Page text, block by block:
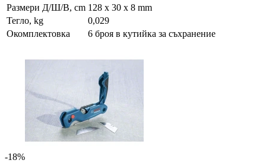
Размери Д/Ш/В, cm 128 x 30 x 8 mm
Тегло, kg
0,029
Окомплектовка
6 броя в кутийка за съхранение
-18%